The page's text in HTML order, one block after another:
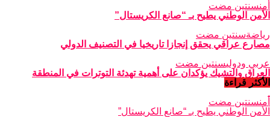
أمنسنتين مضت
الأمن الوطني يطيح بـ “صانع الكريستال”
رياضةسنتين مضت
مصارع عراقي يحقق إنجازا تاريخيا في التصنيف الدولي
عربي ودوليسنتين مضت
العراق والتشيك يؤكدان على أهمية تهدئة التوترات في المنطقة
الأكثر قراءة
أمنسنتين مضت
الأمن الوطني يطيح بـ “صانع الكريستال”